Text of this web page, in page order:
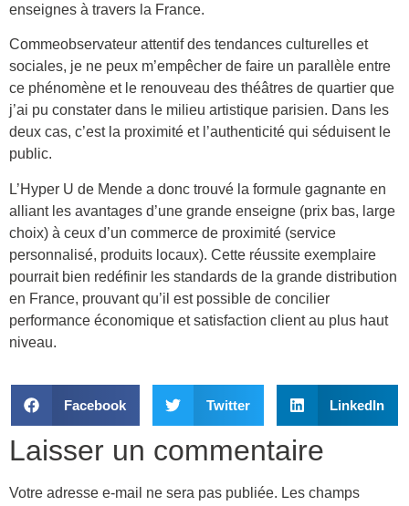
enseignes à travers la France.
Commeobservateur attentif des tendances culturelles et
sociales, je ne peux m’empêcher de faire un parallèle entre
ce phénomène et le renouveau des théâtres de quartier que
j’ai pu constater dans le milieu artistique parisien. Dans les
deux cas, c’est la proximité et l’authenticité qui séduisent le
public.
L’Hyper U de Mende a donc trouvé la formule gagnante en
alliant les avantages d’une grande enseigne (prix bas, large
choix) à ceux d’un commerce de proximité (service
personnalisé, produits locaux). Cette réussite exemplaire
pourrait bien redéfinir les standards de la grande distribution
en France, prouvant qu’il est possible de concilier
performance économique et satisfaction client au plus haut
niveau.
Facebook Twitter LinkedIn
Laisser un commentaire
Votre adresse e-mail ne sera pas publiée. Les champs